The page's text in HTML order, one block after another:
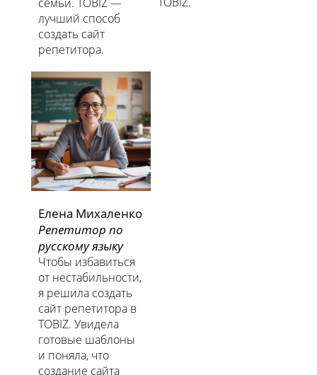
лучший способ
создать сайт
репетитора.
Елена Михаленко
Репетитор по
русскому языку
​​​​​​​Чтобы избавиться
от нестабильности,
я решила создать
сайт репетитора в
TOBIZ. Увидела
готовые шаблоны
и поняла, что
создание сайта